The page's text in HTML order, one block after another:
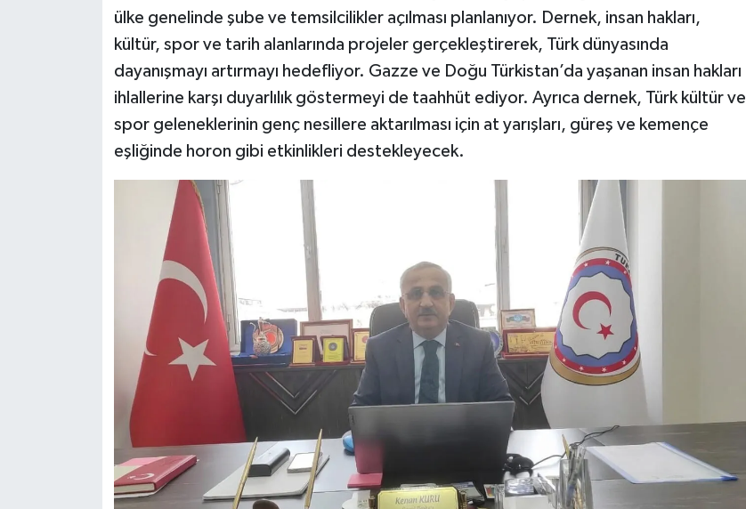
ülke genelinde şube ve temsilcilikler açılması planlanıyor. Dernek, insan hakları,
kültür, spor ve tarih alanlarında projeler gerçekleştirerek, Türk dünyasında
dayanışmayı artırmayı hedefliyor. Gazze ve Doğu Türkistan’da yaşanan insan hakları
ihlallerine karşı duyarlılık göstermeyi de taahhüt ediyor. Ayrıca dernek, Türk kültür ve
spor geleneklerinin genç nesillere aktarılması için at yarışları, güreş ve kemençe
eşliğinde horon gibi etkinlikleri destekleyecek.